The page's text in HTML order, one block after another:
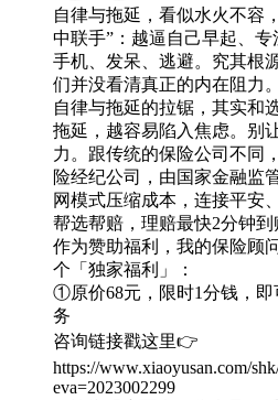
自律与拖延，看似水火不容
中联手”：越逼自己早起、
手机、发呆、逃避。究其根
们并没看清真正的内在阻力。
自律与拖延的拉锯，其实和
拖延，越容易陷入焦虑。别
力。跟传统的保险公司不同
险经纪公司，由国家金融监
网模式压缩成本，连接平安
帮选帮赔，理赔最快2分钟到
作为赞助福利，我的保险顾
个「独家福利」：
①原价68元，限时1分钱，即
务
咨询链接戳这里👉
https://www.xiaoyusan.com/
eva=2023002299